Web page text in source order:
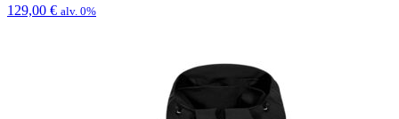
129,00 € alv. 0%